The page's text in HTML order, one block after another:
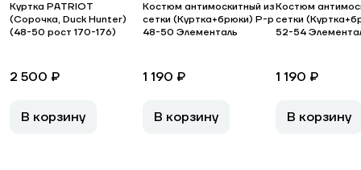
Куртка PATRIOT
(Сорочка, Duck Hunter)
(48-50 рост 170-176)
2 500 ₽
В корзину
Костюм антимоскитный из
сетки (Куртка+брюки) Р-р
48-50 Элементаль
1 190 ₽
В корзину
Костюм
сетки
52-54
1 190 ₽
В корзину